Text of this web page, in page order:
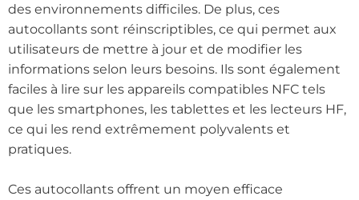
des environnements difficiles. De plus, ces
autocollants sont réinscriptibles, ce qui permet aux
utilisateurs de mettre à jour et de modifier les
informations selon leurs besoins. Ils sont également
faciles à lire sur les appareils compatibles NFC tels
que les smartphones, les tablettes et les lecteurs HF,
ce qui les rend extrêmement polyvalents et
pratiques.
Ces autocollants offrent un moyen efficace